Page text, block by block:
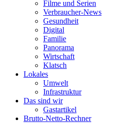
Filme und Serien
Verbraucher-News
Gesundheit
Digital
Familie
Panorama
Wirtschaft
Klatsch
Lokales
Umwelt
Infrastruktur
Das sind wir
Gastartikel
Brutto-Netto-Rechner